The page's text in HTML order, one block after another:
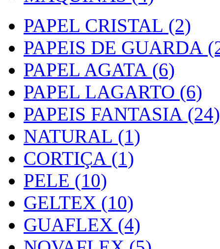
PAPEL CRISTAL (2)
PAPEIS DE GUARDA
PAPEL AGATA (6)
PAPEL LAGARTO (6)
PAPEIS FANTASIA (24)
NATURAL (1)
CORTIÇA (1)
PELE (10)
GELTEX (10)
GUAFLEX (4)